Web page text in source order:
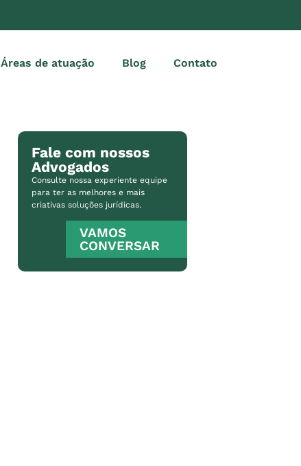
Áreas de atuação Blog Contato
Fale com nossos
Advogados
Consulte nossa experiente equipe
para ter as melhores e mais
criativas soluções jurídicas.
VAMOS
CONVERSAR